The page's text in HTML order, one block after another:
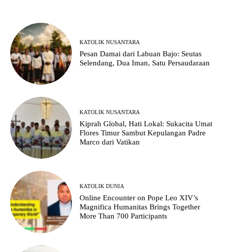
KATOLIK NUSANTARA
Pesan Damai dari Labuan Bajo: Seutas
Selendang, Dua Iman, Satu Persaudaraan
KATOLIK NUSANTARA
Kiprah Global, Hati Lokal: Sukacita Umat
Flores Timur Sambut Kepulangan Padre
Marco dari Vatikan
KATOLIK DUNIA
Online Encounter on Pope Leo XIV’s
Magnifica Humanitas Brings Together
More Than 700 Participants